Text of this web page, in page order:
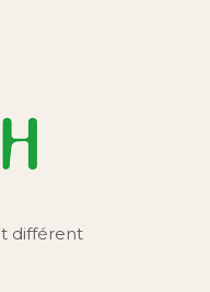
différent